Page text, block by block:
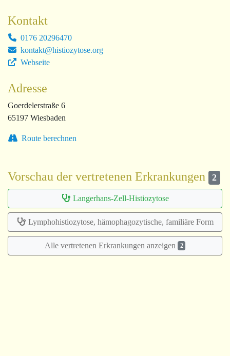
Kontakt
0176 20296470
kontakt@histiozytose.org
Webseite
Adresse
Goerdelerstraße 6
65197 Wiesbaden
Route berechnen
Vorschau der vertretenen Erkrankungen 2
Langerhans-Zell-Histiozytose
Lymphohistiozytose, hämophagozytische, familiäre Form
Alle vertretenen Erkrankungen anzeigen 2